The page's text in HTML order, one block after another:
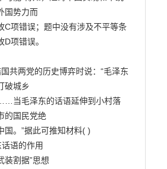
国势力而
C项错误；题中没有涉及不平等条
项错误。
共两党的历史博弈时说：“毛泽东
破城乡
当毛泽东的话语延伸到小村落
的国民党绝
国。”据此可推知材料( )
语的作用
装割据”思想